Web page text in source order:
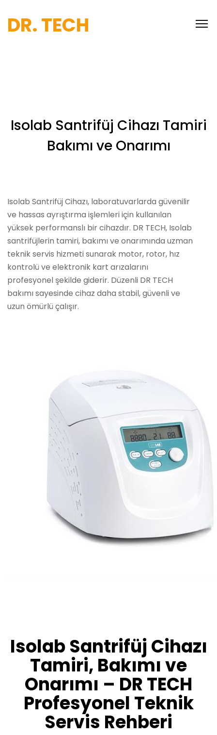
DR. TECH
Isolab Santrifüj Cihazı Tamiri
Bakımı ve Onarımı
Isolab Santrifüj Cihazı, laboratuvarlarda güvenilir
ve hassas ayrıştırma işlemleri için kullanılan
yüksek performanslı bir cihazdır. DR TECH, Isolab
santrifüjlerin tamiri, bakımı ve onarımında uzman
teknik servis hizmeti sunarak motor, rotor, hız
kontrolü ve elektronik kart arızalarını
profesyonel şekilde giderir. Düzenli DR TECH
bakımı sayesinde cihaz daha stabil, güvenli ve
uzun ömürlü çalışır.
Isolab Santrifüj Cihazı
Tamiri, Bakımı ve
Onarımı – DR TECH
Profesyonel Teknik
Servis Rehberi